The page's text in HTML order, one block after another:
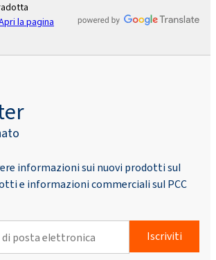
la pagina
informazioni sui nuovi prodotti sul
e informazioni commerciali sul PCC
Iscriviti